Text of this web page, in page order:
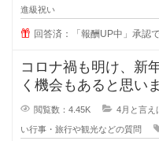
進級祝い
回答済：「報酬UP中」承認
コロナ禍も明け、新
く機会もあると思い
スメのカラオケの曲
閲覧数：4.45K 4月と言え
い行事・旅行や観光などの質問